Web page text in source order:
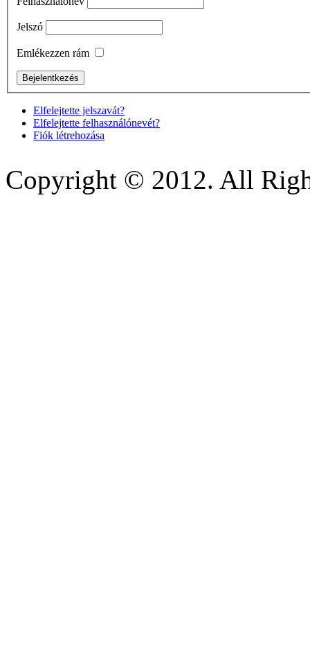
Jelszó
Emlékezzen rám
Elfelejtette jelszavát?
Elfelejtette felhasználónevét?
Fiók létrehozása
Copyright © 2012. All